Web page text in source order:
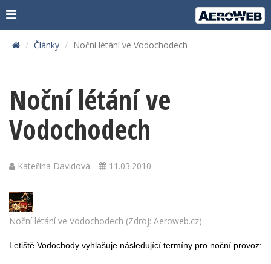
Články Noční létání ve Vodochodech
Noční létání ve
Vodochodech
Kateřina Davidová 11.03.2010
Noční létání ve Vodochodech (Zdroj: Aeroweb.cz)
Letiště Vodochody vyhlašuje následující termíny pro noční provoz: